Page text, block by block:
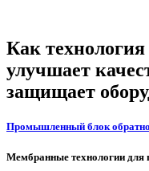
Как технология
улучшает
защищает
Промышленный блок
Мембранные технологии